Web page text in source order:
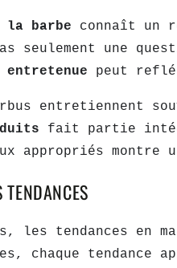
la barbe connaît un
seulement une
entretenue peut
fait partie
appropriés
les tendances en
chaque tendance